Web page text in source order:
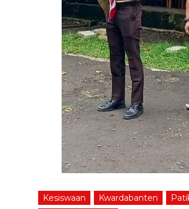
Kesiswaan Kwardabanten